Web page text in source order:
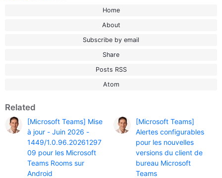
Home
About
Subscribe by email
Share
Posts RSS
Atom
Related
[Microsoft Teams] Mise
à jour - Juin 2026 -
1449/1.0.96.20261297
09 pour les Microsoft
Teams Rooms sur
Android
[Microsoft Teams]
Alertes configurables
pour les nouvelles
versions du client de
bureau Microsoft
Teams